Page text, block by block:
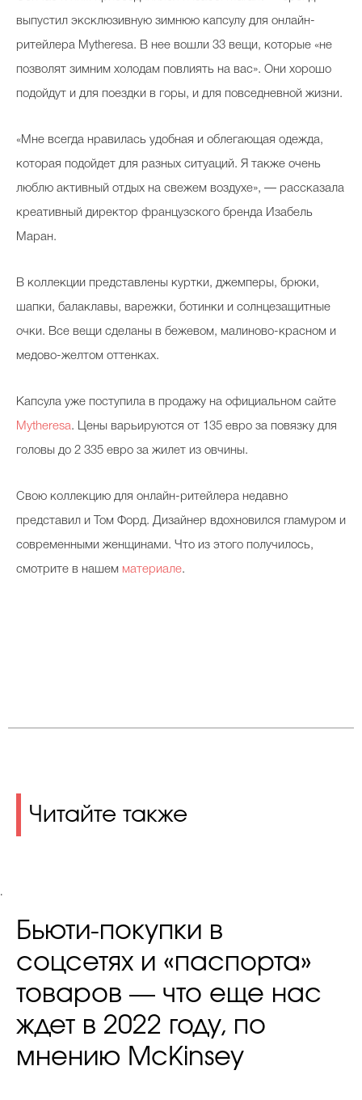
Выбор визажистов
Полиция красоты
Хит недели от визажиста
Celebrity дня
Beauty- битвы
Тесты
выпустил эксклюзивную зимнюю капсулу для онлайн-
ритейлера Mytheresa. В нее вошли 33 вещи, которые «не
позволят зимним холодам повлиять на вас». Они хорошо
подойдут и для поездки в горы, и для повседневной жизни.
«Мне всегда нравилась удобная и облегающая одежда,
которая подойдет для разных ситуаций. Я также очень
люблю активный отдых на свежем воздухе», — рассказала
креативный директор французского бренда Изабель
Маран.
В коллекции представлены куртки, джемперы, брюки,
шапки, балаклавы, варежки, ботинки и солнцезащитные
очки. Все вещи сделаны в бежевом, малиново-красном и
медово-желтом оттенках.
Капсула уже поступила в продажу на официальном сайте
Mytheresa. Цены варьируются от 135 евро за повязку для
головы до 2 335 евро за жилет из овчины.
Свою коллекцию для онлайн-ритейлера недавно
представил и Том Форд. Дизайнер вдохновился гламуром и
современными женщинами. Что из этого получилось,
смотрите в нашем материале.
Читайте также
.
Бьюти-покупки в
соцсетях и «паспорта»
товаров — что еще нас
ждет в 2022 году, по
мнению McKinsey